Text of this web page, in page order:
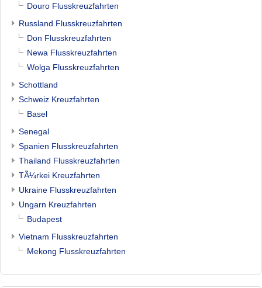
Douro Flusskreuzfahrten
Russland Flusskreuzfahrten
Don Flusskreuzfahrten
Newa Flusskreuzfahrten
Wolga Flusskreuzfahrten
Schottland
Schweiz Kreuzfahrten
Basel
Senegal
Spanien Flusskreuzfahrten
Thailand Flusskreuzfahrten
TÃ¼rkei Kreuzfahrten
Ukraine Flusskreuzfahrten
Ungarn Kreuzfahrten
Budapest
Vietnam Flusskreuzfahrten
Mekong Flusskreuzfahrten